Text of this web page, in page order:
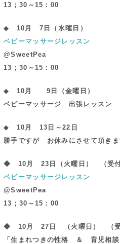
13；30～15：00
◆ 10月 7日（水曜日）
ベビーマッサージレッスン
@SweetPea
13；30～15：00
◆ 10 月 9日（金曜日）
ベビーマッサージ 出張レッスン
◆ 10月 13日～22日
勝手ですが お休みにさせて頂きま
◆ 10 月 23日（火曜日） （受付
ベビーマッサージレッスン
@SweetPea
13；30～15：00
◆ 10月 27日 （火曜日） （受
「生まれつきの性格 ＆ 育児相談